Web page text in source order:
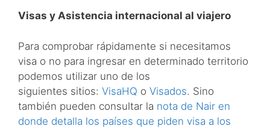
Visas y Asistencia internacional al viajero
Para comprobar rápidamente si necesitamos
visa o no para ingresar en determinado territorio
podemos utilizar uno de los
siguientes sitios: VisaHQ o Visados. Sino
también pueden consultar la nota de Nair en
donde detalla los países que piden visa a los